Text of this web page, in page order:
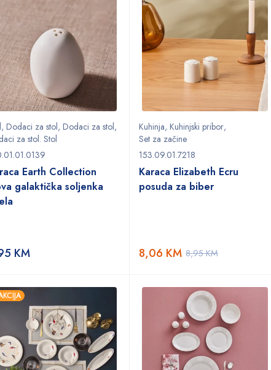
, Dodaci za stol, Dodaci za stol,
za stol. Stol
Earth Collection
galaktička soljenka
KM
Kuhinja, Kuhinjski pribor,
Set za začine
153.09.01.7218
Karaca Elizabeth Ecru
posuda za biber
8,95KM
8,06 KM